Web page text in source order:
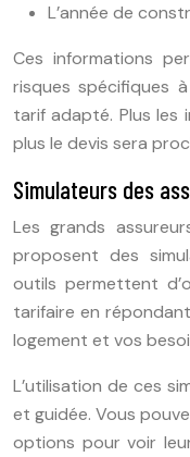
L’année de
Ces informations
risques spécifiques
tarif adapté. Plus les
plus le devis sera
Simulateurs des
Les grands
proposent des
outils permettent
tarifaire en
logement et vos
L’utilisation de ces
et guidée. Vous
options pour voir